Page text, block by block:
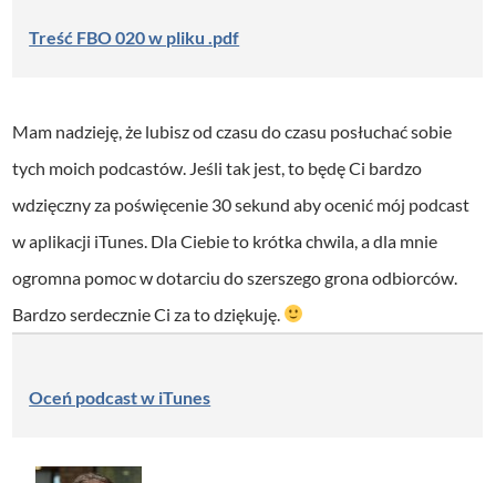
Treść FBO 020 w pliku .pdf
Mam nadzieję, że lubisz od czasu do czasu posłuchać sobie
tych moich podcastów. Jeśli tak jest, to będę Ci bardzo
wdzięczny za poświęcenie 30 sekund aby ocenić mój podcast
w aplikacji iTunes. Dla Ciebie to krótka chwila, a dla mnie
ogromna pomoc w dotarciu do szerszego grona odbiorców.
Bardzo serdecznie Ci za to dziękuję.
Oceń podcast w iTunes